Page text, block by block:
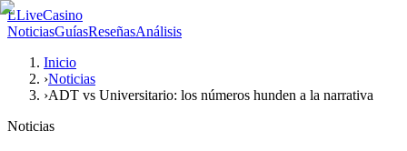
LLiveCasino
NoticiasGuíasReseñasAnálisis
Inicio
›Noticias
›ADT vs Universitario: los números hunden a la narrativa
Noticias